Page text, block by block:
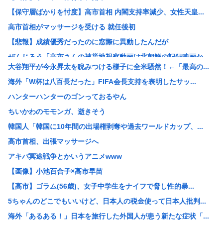
【保守層ばかりを忖度】高市首相 内閣支持率減少、女性天皇...
高市首相がマッサージを受ける 就任後初
【悲報】成績優秀だったのに窓際に異動したんだが
ぜんじろう「高市さんの被災地視察動画は北朝鮮の記録映画か...
【朗報】悠仁さま、ついに自力で『テント設営』！国民感動の...
ライフとかマルエツとか、特に何の取り柄もないスーパーが東...
【悲報】17歳で無期懲役になった奴、怖いwww
【悲報】中国の強者女性「年齢のせいで誰も私と結婚してくれ...
【画像あり】弱男「あのっ…！よかったらホテル…」女「ぷっ...
【鹿児島】突然右折し路面電車と衝突 乗っていた男女3人は...
中国メディア 中国製の「プレハブ住宅」に世界から注文が殺...
おっパブ行ってきた結果www
マーベルの新作格ゲー、俺ちゃんことデッドプール(CV子安...
共産党・志位氏「高市首相は非核三原則を今後堅持すると言わ...
【画像】愛知の半グレ、怖すぎる→御尊顔がこちら…
大谷翔平が今永昇太を睨みつける様子に全米騒然！←「最高の...
海外「W杯は八百長だった」FIFA会長支持を表明したサッ...
ハンターハンターのゴンっておるやん
ちいかわのモモンガ、逝きそう
韓国人「韓国に10年間の出場権剥奪や過去ワールドカップ、...
高市首相、出張マッサージへ
アキバ冥途戦争とかいうアニメwww
【画像】小池百合子×高市早苗
【高市】ゴラム(56歳)、女子中学生をナイフで脅し性的暴...
5ちゃんのどこでもいいけど、日本人の税金使って日本人批判...
海外「あるある！」日本を旅行した外国人が患う新たな症状「...